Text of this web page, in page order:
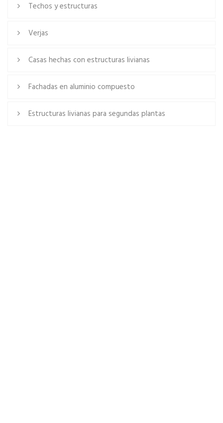
Techos y estructuras
Verjas
Casas hechas con estructuras livianas
Fachadas en aluminio compuesto
Estructuras livianas para segundas plantas